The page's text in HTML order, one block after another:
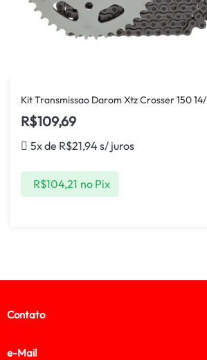
Kit Transmissao Darom Xtz Crosser 150 14/
R$109,69
5x de R$21,94 s/ juros
R$104,21 no Pix
Contato
e-Mail